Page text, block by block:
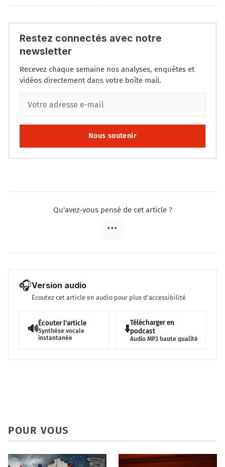
Restez connectés avec notre
newsletter
Recevez chaque semaine nos analyses, enquêtes et
vidéos directement dans votre boîte mail.
Nous soutenir
Qu'avez-vous pensé de cet article ?
•••
🎧Version audio
Écoutez cet article en audio pour plus d'accessibilité
🔊Écouter l'article
Synthèse vocale
instantanée
⬇️
Télécharger en
podcast
Audio MP3 haute qualité
POUR VOUS